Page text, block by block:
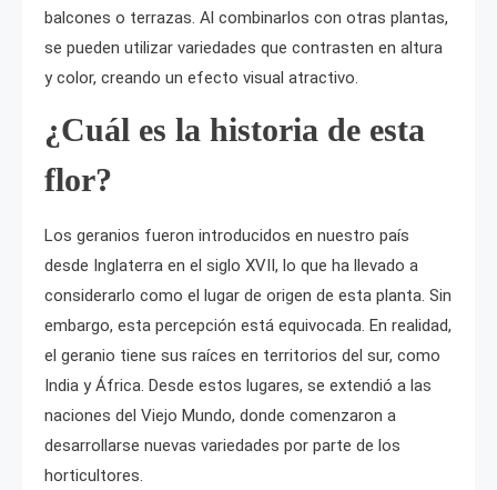
balcones o terrazas. Al combinarlos con otras plantas,
se pueden utilizar variedades que contrasten en altura
y color, creando un efecto visual atractivo.
¿Cuál es la historia de esta
flor?
Los geranios fueron introducidos en nuestro país
desde Inglaterra en el siglo XVII, lo que ha llevado a
considerarlo como el lugar de origen de esta planta. Sin
embargo, esta percepción está equivocada. En realidad,
el geranio tiene sus raíces en territorios del sur, como
India y África. Desde estos lugares, se extendió a las
naciones del Viejo Mundo, donde comenzaron a
desarrollarse nuevas variedades por parte de los
horticultores.